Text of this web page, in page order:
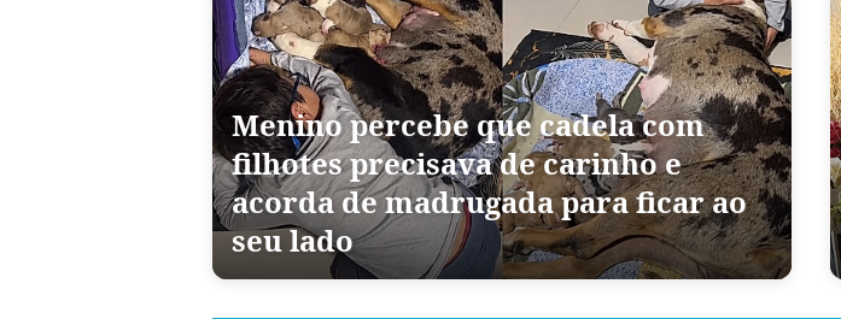
Menino percebe que cadela com
filhotes precisava de carinho e
acorda de madrugada para ficar ao
seu lado